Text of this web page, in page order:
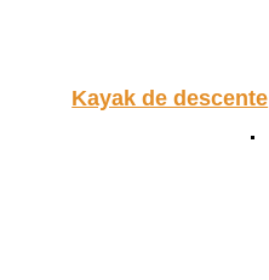
Kayak de descente